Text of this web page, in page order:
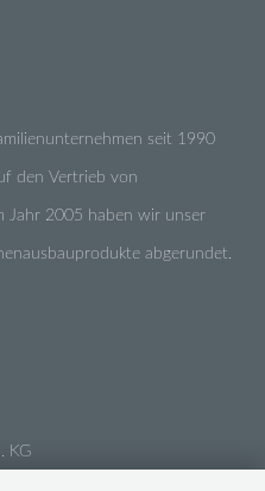
seit 1990
den Vertrieb von
Jahr 2005 haben wir unser
abgerundet.
KG